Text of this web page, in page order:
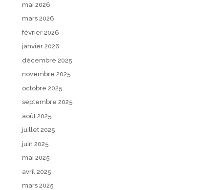
mai 2026
mars 2026
février 2026
janvier 2026
décembre 2025
novembre 2025
octobre 2025
septembre 2025
août 2025
juillet 2025
juin 2025
mai 2025
avril 2025
mars 2025